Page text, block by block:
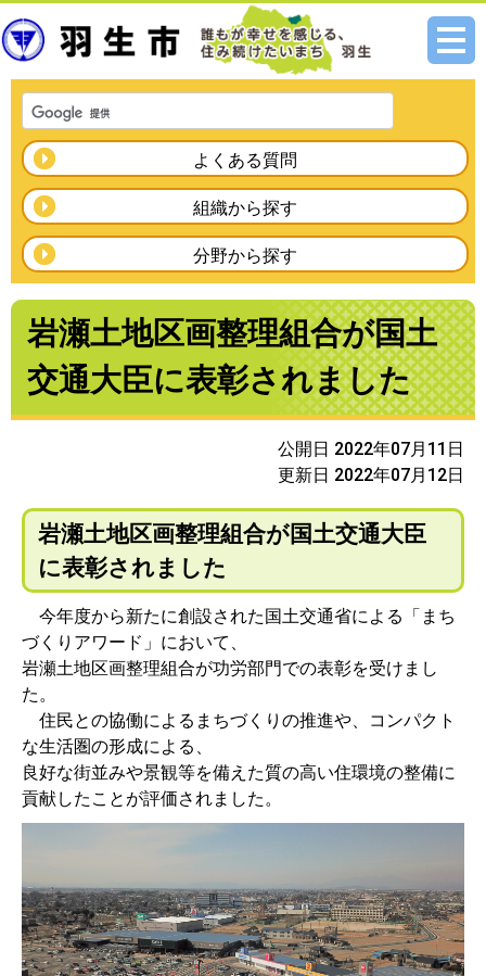
メニ
よくある質問
組織から探す
分野から探す
岩瀬土地区画整理組合が国土
交通大臣に表彰されました
公開日 2022年07月11日
更新日 2022年07月12日
岩瀬土地区画整理組合が国土交通大臣
に表彰されました
今年度から新たに創設された国土交通省による「まち
づくりアワード」において、
岩瀬土地区画整理組合が功労部門での表彰を受けまし
た。
住民との協働によるまちづくりの推進や、コンパクト
な生活圏の形成による、
良好な街並みや景観等を備えた質の高い住環境の整備に
貢献したことが評価されました。